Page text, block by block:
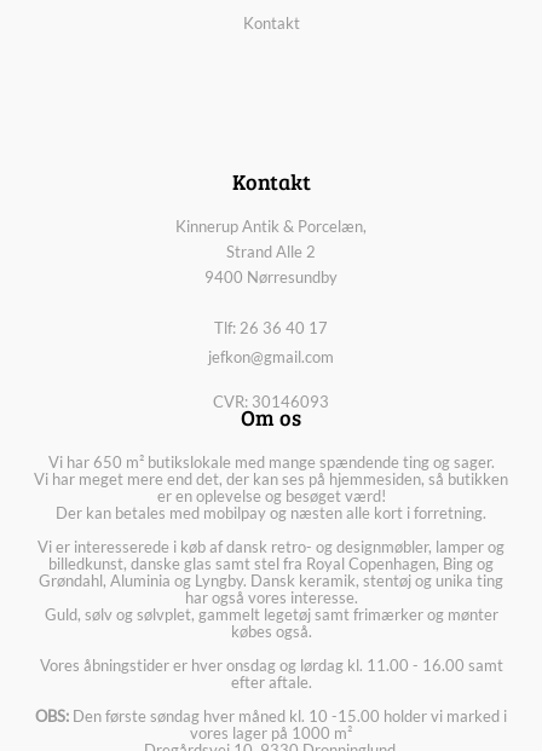
Kontakt
Kontakt
Kinnerup Antik & Porcelæn,
Strand Alle 2
9400 Nørresundby
Tlf: 26 36 40 17
jefkon@gmail.com
CVR: 30146093
Om os
Vi har 650 m² butikslokale med mange spændende ting og sager.
Vi har meget mere end det, der kan ses på hjemmesiden, så butikken
er en oplevelse og besøget værd!
Der kan betales med mobilpay og næsten alle kort i forretning.
Vi er interesserede i køb af dansk retro- og designmøbler, lamper og
billedkunst, danske glas samt stel fra Royal Copenhagen, Bing og
Grøndahl, Aluminia og Lyngby. Dansk keramik, stentøj og unika ting
har også vores interesse.
Guld, sølv og sølvplet, gammelt legetøj samt frimærker og mønter
købes også.
Vores åbningstider er hver onsdag og lørdag kl. 11.00 - 16.00 samt
efter aftale.
OBS: Den første søndag hver måned kl. 10 -15.00 holder vi marked i
vores lager på 1000 m²